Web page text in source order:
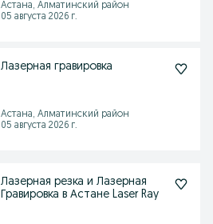
Астана, Алматинский район
05 августа 2026 г.
Лазерная гравировка
Астана, Алматинский район
05 августа 2026 г.
Лазерная резка и Лазерная
Гравировка в Астане Laser Ray